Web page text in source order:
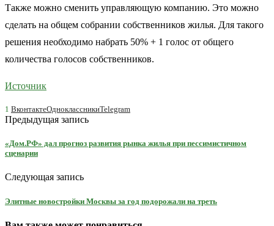
Также можно сменить управляющую компанию. Это можно
сделать на общем собрании собственников жилья. Для такого
решения необходимо набрать 50% + 1 голос от общего
количества голосов собственников.
Источник
1 ВконтактеОдноклассникиTelegram
Предыдущая запись
«Дом.РФ» дал прогноз развития рынка жилья при пессимистичном
сценарии
Следующая запись
Элитные новостройки Москвы за год подорожали на треть